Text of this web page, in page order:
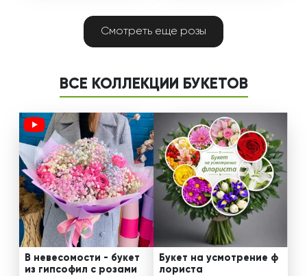
Смотреть еще розы
ВСЕ КОЛЛЕКЦИИ БУКЕТОВ
В невесомости - букет
из гипсофил с розами
Букет на усмотрение ф
лориста